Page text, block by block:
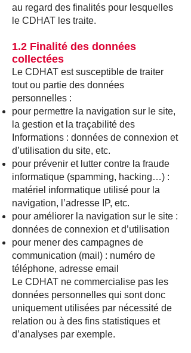
au regard des finalités pour lesquelles
le CDHAT les traite.
1.2 Finalité des données
collectées
Le CDHAT est susceptible de traiter
tout ou partie des données
personnelles :
pour permettre la navigation sur le site,
la gestion et la traçabilité des
Informations : données de connexion et
d’utilisation du site, etc.
pour prévenir et lutter contre la fraude
informatique (spamming, hacking…) :
matériel informatique utilisé pour la
navigation, l’adresse IP, etc.
pour améliorer la navigation sur le site :
données de connexion et d’utilisation
pour mener des campagnes de
communication (mail) : numéro de
téléphone, adresse email
Le CDHAT ne commercialise pas les
données personnelles qui sont donc
uniquement utilisées par nécessité de
relation ou à des fins statistiques et
d’analyses par exemple.